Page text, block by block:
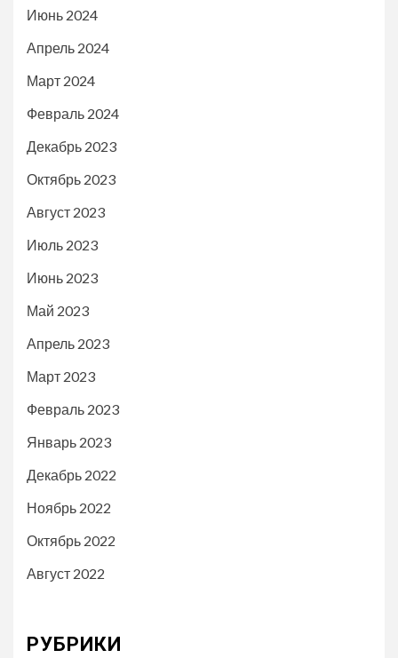
Июнь 2024
Апрель 2024
Март 2024
Февраль 2024
Декабрь 2023
Октябрь 2023
Август 2023
Июль 2023
Июнь 2023
Май 2023
Апрель 2023
Март 2023
Февраль 2023
Январь 2023
Декабрь 2022
Ноябрь 2022
Октябрь 2022
Август 2022
РУБРИКИ